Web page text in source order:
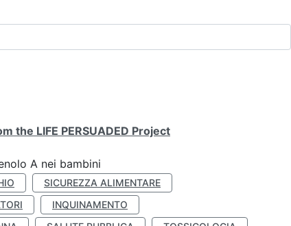
the LIFE PERSUADED Project
A nei bambini
SICUREZZA ALIMENTARE
INQUINAMENTO